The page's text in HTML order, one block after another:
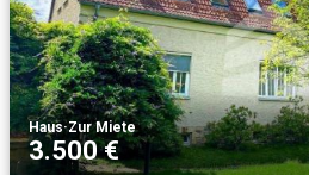
Haus·Zur Miete
3.500 €